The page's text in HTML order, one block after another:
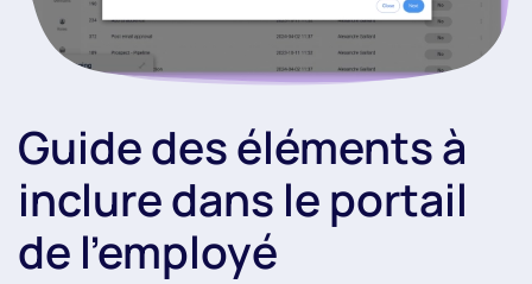
Guide des éléments à
inclure dans le portail
de l'employé